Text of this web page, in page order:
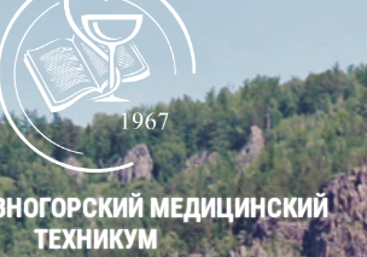
МЕДИЦИНСКИЙ
ТЕХНИКУМ